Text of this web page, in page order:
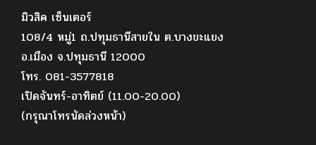
มิวสิค เซ็นเตอร์
108/4 หมู่1 ถ.ปทุมธานีสายใน ต.บางขะแยง
อ.เมือง จ.ปทุมธานี 12000
โทร. 081-3577818
เปิดจันทร์-อาทิตย์ (11.00-20.00)
(กรุณาโทรนัดล่วงหน้า)